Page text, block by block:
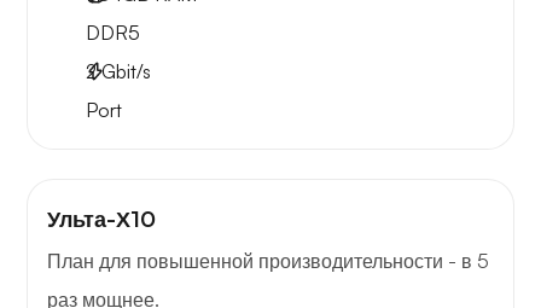
DDR5
2Gbit/s
Port
Ульта-Х10
План для повышенной производительности - в 5
раз мощнее.